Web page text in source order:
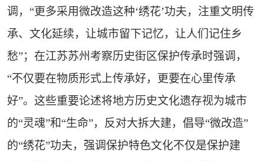
调，“更多采用微改造这种‘绣花’功夫，注重文明传
承、文化延续，让城市留下记忆，让人们记住乡
愁”；在江苏苏州考察历史街区保护传承时强调，
“不仅要在物质形式上传承好，更要在心里传承
好”。这些重要论述将地方历史文化遗存视为城市
的“灵魂”和“生命”，反对大拆大建，倡导“微改造”
的“绣花”功夫，强调保护特色文化不仅是保护建